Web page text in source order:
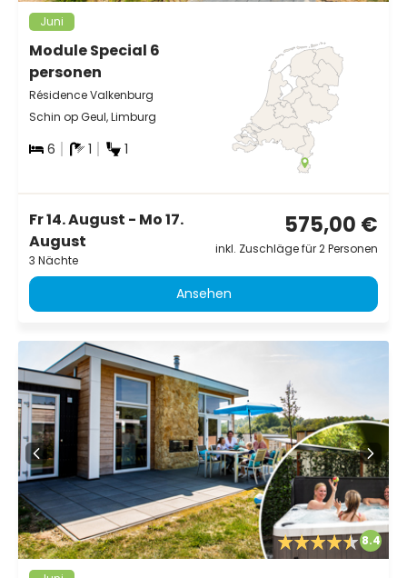
Juni
Module Special 6
personen
Résidence Valkenburg
Schin op Geul, Limburg
6 1 1
Fr 14. August - Mo 17.
August
3 Nächte
575,00 €
inkl. Zuschläge für 2 Personen
Ansehen
8.4